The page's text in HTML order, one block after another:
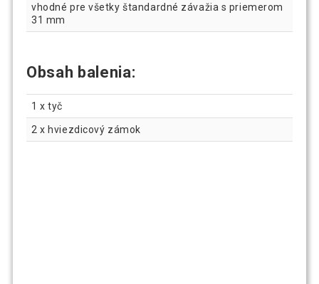
vhodné pre všetky štandardné závažia s priemerom
31 mm
Obsah balenia:
1 x tyč
2 x hviezdicový zámok